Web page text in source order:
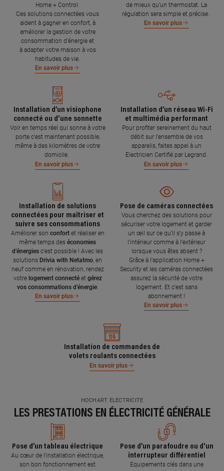
Home + Control.
Ces solutions connectées vous
aident à gagner en confort, à
améliorer la gestion de votre
consommation d’énergie et
à adapter votre maison à vos
habitudes de vie.
En savoir plus
de mieux qu’un thermostat. La
régulation sera simple et précise.
En savoir plus
Installation d’un visiophone
connecté ou d'une sonnette
Voir en temps réel qui sonne à votre
porte c’est maintenant possible,
même à des kilomètres de votre
domicile.
En savoir plus
Installation d’un réseau Wi-Fi
et multimédia performant
Pour profiter sereinement du haut
débit sur l’ensemble de vos
appareils, faites appel à un
Electricien Certifié par Legrand.
En savoir plus
Installation de solutions
connectées pour maîtriser et
suivre ses consommations
Améliorer son confort et réaliser en
même temps des économies
d’énergies c’est possible ! Avec les
solutions Drivia with Netatmo , en
neuf comme en rénovation, rendez
votre logement connecté et gérez
vos consommations d’énergie.
En savoir plus
Pose de caméras connectées
Vous cherchez des solutions pour
sécuriser votre logement et garder
un œil sur ce qu’il s’y passe à
l’intérieur comme à l’extérieur
lorsque vous êtes absent ?
Grâce à l'application Home +
Security et les caméras connectées
assurez la sécurité de votre
logement. Et c'est sans
abonnement !
En savoir plus
Installation de commandes de
volets roulants connectées
En savoir plus
HOCHART ELECTRICITE
LES PRESTATIONS EN ÉLECTRICITÉ GÉNÉRALE
Pose d’un tableau électrique
Au cœur de l’installation électrique,
son bon fonctionnement est
Pose d’un parafoudre ou d'un
interrupteur différentiel
Equipements clés dans une